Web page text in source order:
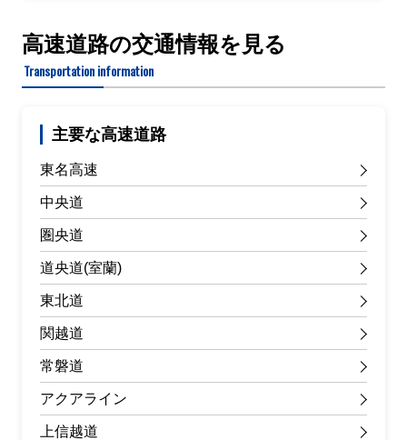
高速道路の交通情報を見る
Transportation information
主要な高速道路
東名高速
中央道
圏央道
道央道(室蘭)
東北道
関越道
常磐道
アクアライン
上信越道